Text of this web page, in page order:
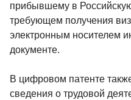
прибывшему в
требующем получения
электронным носителем
документе.
В цифровом патенте
сведения о трудовой